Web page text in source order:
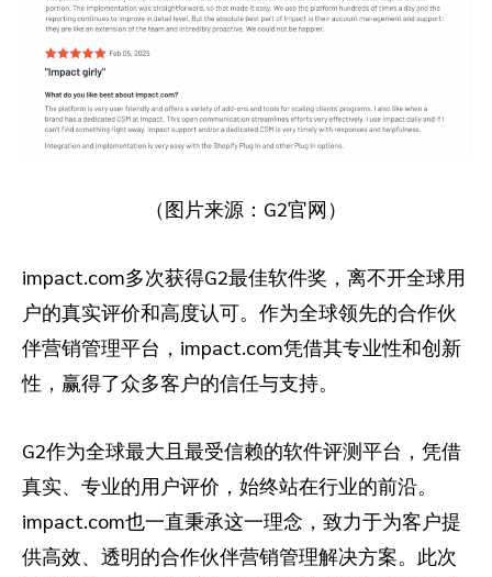
（图片来源：G2官网）
impact.com多次获得G2最佳软件奖，离不开全球用
户的真实评价和高度认可。作为全球领先的合作伙
伴营销管理平台，impact.com凭借其专业性和创新
性，赢得了众多客户的信任与支持。
G2作为全球最大且最受信赖的软件评测平台，凭借
真实、专业的用户评价，始终站在行业的前沿。
impact.com也一直秉承这一理念，致力于为客户提
供高效、透明的合作伙伴营销管理解决方案。此次